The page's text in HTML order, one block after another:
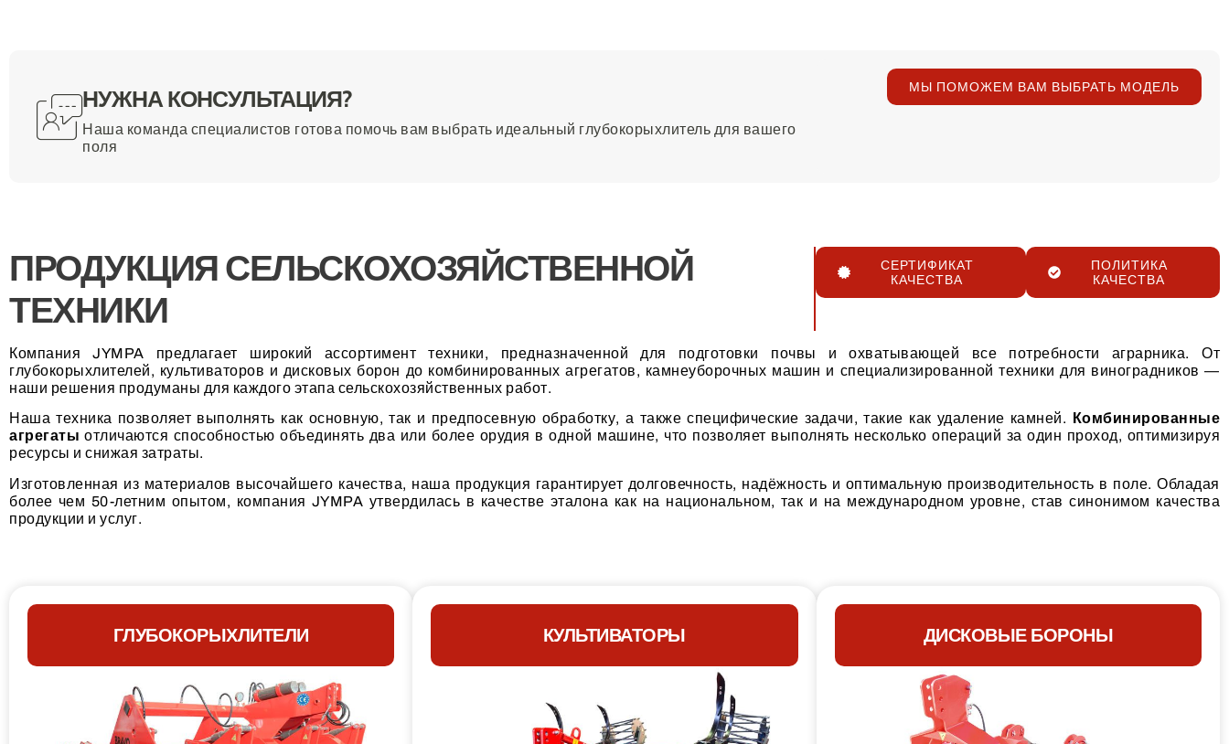
НУЖНА КОНСУЛЬТАЦИЯ?
Наша команда специалистов готова помочь вам выбрать идеальный глубокорыхлитель для вашего
поля
МЫ ПОМОЖЕМ ВАМ ВЫБРАТЬ МОДЕЛЬ
ПРОДУКЦИЯ СЕЛЬСКОХОЗЯЙСТВЕННОЙ
ТЕХНИКИ
СЕРТИФИКАТ
КАЧЕСТВА
ПОЛИТИКА
КАЧЕСТВА
Компания JYMPA предлагает широкий ассортимент техники, предназначенной для подготовки почвы и охватывающей все потребности аграрника. От
глубокорыхлителей, культиваторов и дисковых борон до комбинированных агрегатов, камнеуборочных машин и специализированной техники для виноградников —
наши решения продуманы для каждого этапа сельскохозяйственных работ.
Наша техника позволяет выполнять как основную, так и предпосевную обработку, а также специфические задачи, такие как удаление камней.
Комбинированные
агрегаты отличаются способностью объединять два или более орудия в одной машине, что позволяет выполнять несколько операций за один проход, оптимизируя
ресурсы и снижая затраты.
Изготовленная из материалов высочайшего качества, наша продукция гарантирует долговечность, надёжность и оптимальную производительность в поле. Обладая
более чем 50-летним опытом, компания JYMPA утвердилась в качестве эталона как на национальном, так и на международном уровне, став синонимом качества
продукции и услуг.
ГЛУБОКОРЫХЛИТЕЛИ КУЛЬТИВАТОРЫ ДИСКОВЫЕ БОРОНЫ